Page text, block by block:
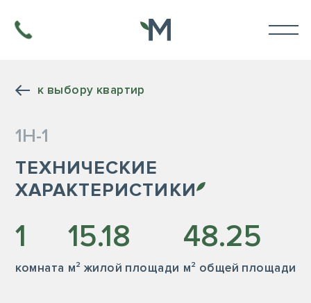
к выбору квартир
1Н-1
ТЕХНИЧЕСКИЕ
ХАРАКТЕРИСТИКИ
1
комната
15.18
м² жилой площади
48.25
м² общей площади